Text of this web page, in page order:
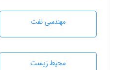
مهندسی نفت
محيط زيست